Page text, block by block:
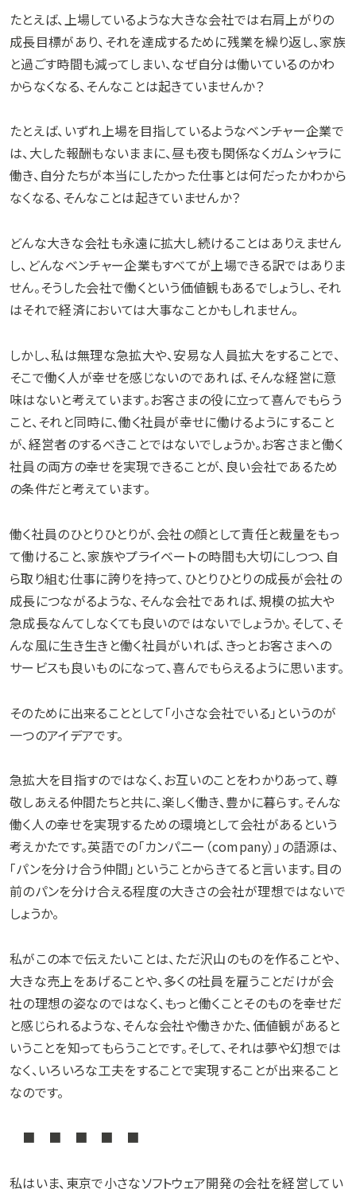
たとえば、上場しているような大きな会社では右肩上がりの
成長目標があり、それを達成するために残業を繰り返し、家族
と過ごす時間も減ってしまい、なぜ自分は働いているのかわ
からなくなる、そんなことは起きていませんか？
たとえば、いずれ上場を目指しているようなベンチャー企業で
は、大した報酬もないままに、昼も夜も関係なくガムシャラに
働き、自分たちが本当にしたかった仕事とは何だったかわから
なくなる、そんなことは起きていませんか？
どんな大きな会社も永遠に拡大し続けることはありえません
し、どんなベンチャー企業もすべてが上場できる訳ではありま
せん。そうした会社で働くという価値観もあるでしょうし、それ
はそれで経済においては大事なことかもしれません。
しかし、私は無理な急拡大や、安易な人員拡大をすることで、
そこで働く人が幸せを感じないのであれば、そんな経営に意
味はないと考えています。お客さまの役に立って喜んでもらう
こと、それと同時に、働く社員が幸せに働けるようにすること
が、経営者のするべきことではないでしょうか。お客さまと働く
社員の両方の幸せを実現できることが、良い会社であるため
の条件だと考えています。
働く社員のひとりひとりが、会社の顔として責任と裁量をもっ
て働けること、家族やプライベートの時間も大切にしつつ、自
ら取り組む仕事に誇りを持って、ひとりひとりの成長が会社の
成長につながるような、そんな会社であれば、規模の拡大や
急成長なんてしなくても良いのではないでしょうか。そして、そ
んな風に生き生きと働く社員がいれば、きっとお客さまへの
サービスも良いものになって、喜んでもらえるように思います。
そのために出来ることとして「小さな会社でいる」というのが
一つのアイデアです。
急拡大を目指すのではなく、お互いのことをわかりあって、尊
敬しあえる仲間たちと共に、楽しく働き、豊かに暮らす。そんな
働く人の幸せを実現するための環境として会社があるという
考えかたです。英語での「カンパニー（company）」の語源は、
「パンを分け合う仲間」ということからきてると言います。目の
前のパンを分け合える程度の大きさの会社が理想ではないで
しょうか。
私がこの本で伝えたいことは、ただ沢山のものを作ることや、
大きな売上をあげることや、多くの社員を雇うことだけが会
社の理想の姿なのではなく、もっと働くことそのものを幸せだ
と感じられるような、そんな会社や働きかた、価値観があると
いうことを知ってもらうことです。そして、それは夢や幻想では
なく、いろいろな工夫をすることで実現することが出来ること
なのです。
■ ■ ■ ■ ■
私はいま、東京で小さなソフトウェア開発の会社を経営してい